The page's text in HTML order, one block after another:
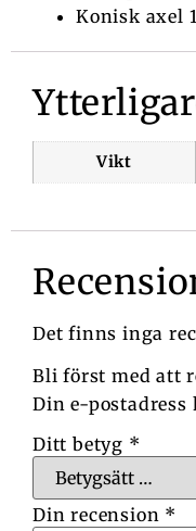
Konisk axel
Vikt
Det finns inga
Bli först med att
Din e-postadress
Ditt betyg *
Din recension *